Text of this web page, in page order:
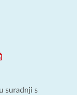
suradnji s